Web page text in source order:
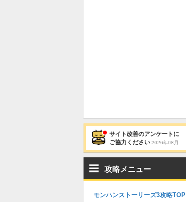
サイト改善のアンケートに
ご協力ください 2026年08月
攻略メニュー
モンハンストーリーズ3攻略TOP